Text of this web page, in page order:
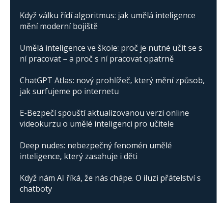
Když válku řídí algoritmus: jak umělá inteligence
mění moderní bojiště
Umělá inteligence ve škole: proč je nutné učit se s
ní pracovat – a proč s ní pracovat opatrně
ChatGPT Atlas: nový prohlížeč, který mění způsob,
jak surfujeme po internetu
E-Bezpečí spouští aktualizovanou verzi online
videokurzu o umělé inteligenci pro učitele
Deep nudes: nebezpečný fenomén umělé
inteligence, který zasahuje i děti
Když nám AI říká, že nás chápe. O iluzi přátelství s
chatboty